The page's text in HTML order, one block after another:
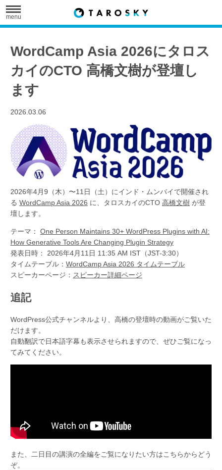
menu
WordCamp Asia 2026にタロス
カイのCTO 高橋文樹が登壇し
ます
2026.03.06
2026年4月9（木）〜11日（土）にインド・ムンバイで開催され
る WordCamp Asia 2026 に、タロスカイのCTO 高橋文樹 が登
壇します。
テーマ： One Person Maintains 30+ WordPress Plugins with AI:
How Generative Tools Are Changing Plugin Strategy
発表日時： 2026年4月11日 11:35 AM IST（JST-3:30）
タイムテーブル： WordCamp Asia 2026 タイムテーブル
スピーカーページ： スピーカー詳細ページ
追記
WordPress公式チャンネルより、高橋の登壇時の動画がご覧いた
だけます。
自動翻訳で日本語字幕も表示させられますので、ぜひご覧になっ
てみてください。
また、二日目の講演の全編をご覧になりたい方はこちらからどう
ぞ。